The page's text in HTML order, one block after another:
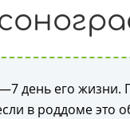
день его жизни.
в роддоме это